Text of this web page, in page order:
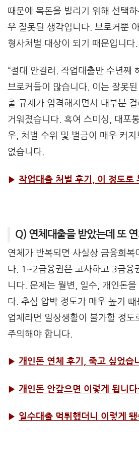
때문에 목돈을 빌리기 위해 선택
우 잘못된 생각입니다. 브로커뿐
형사처벌 대상이 되기 때문입니다.
“절대 안걸려. 작업대출만 수년째
브로커들이 많습니다. 이는 잘못
출 규제가 엄격해지면서 대부분
거워졌습니다. 혹여 스미싱, 대포
우, 처벌 수위 및 벌금이 매우 커지
없습니다.
▶ 작업대출 처벌 후기, 이 정도로
Q) 연체대출을 받았는데 또
연체가 반복되면 사실상 금융회복
다. 1~2금융권은 고사하고 3금융
니다. 문제는 월변, 일수, 개인돈을
다. 추심 압박 정도가 매우 높기
업체라면 일상생활이 불가할 정도
주의해야 합니다.
▶ 개인돈 연체 후기, 죽고 싶었습
▶ 개인돈 안갚으면 이렇게 됩니다
▶ 일수대출 먹튀했더니 이렇게